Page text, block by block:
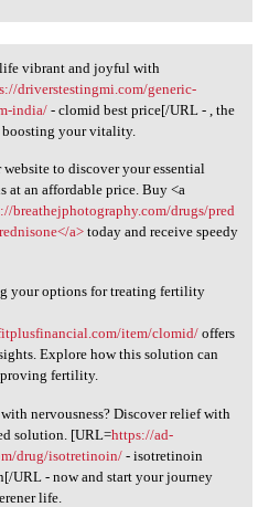
life vibrant and
vibrant and joyful with
driverstestingmi.com/generic-
india/- clomid best price[/URL - , the
your vitality.
website to discover your essential
at an affordable price. Buy <a
breathejphotography.com/drugs/pred
a>today and receive speedy
your options for treating fertility
item/clomid/offers
Explore how this solution can
fertility.
nervousness? Discover relief with
solution. [URL=https://ad-
drug/isotretinoin/- isotretinoin
URL - now and start your journey
life.